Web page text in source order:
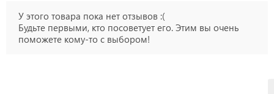
У этого товара пока нет отзывов :(
Будьте первыми, кто посоветует его. Этим вы очень
поможете кому-то с выбором!